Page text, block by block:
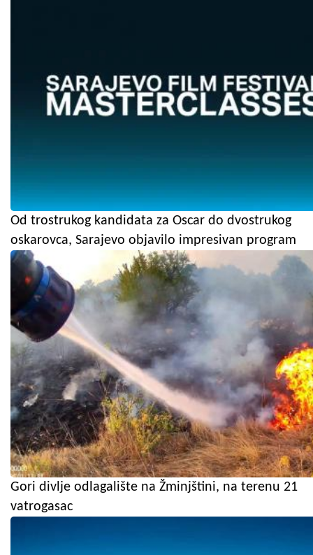
Od trostrukog kandidata za Oscar do dvostrukog
oskarovca, Sarajevo objavilo impresivan program
Gori divlje odlagalište na Žminjštini, na terenu 21
vatrogasac